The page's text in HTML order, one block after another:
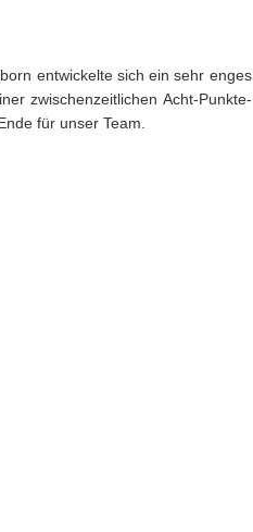
entwickelte sich ein sehr enges
zwischenzeitlichen Acht-Punkte-
für unser Team.